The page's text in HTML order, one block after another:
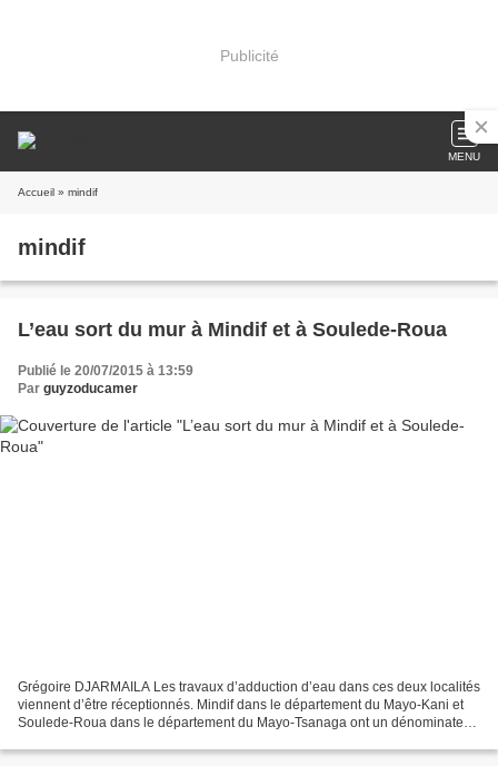
Publicité
MENU
Accueil » mindif
mindif
L’eau sort du mur à Mindif et à Soulede-Roua
Publié le 20/07/2015 à 13:59
Par guyzoducamer
Grégoire DJARMAILA Les travaux d’adduction d’eau dans ces deux localités
viennent d’être réceptionnés. Mindif dans le département du Mayo-Kani et
Soulede-Roua dans le département du Mayo-Tsanaga ont un dénominateur